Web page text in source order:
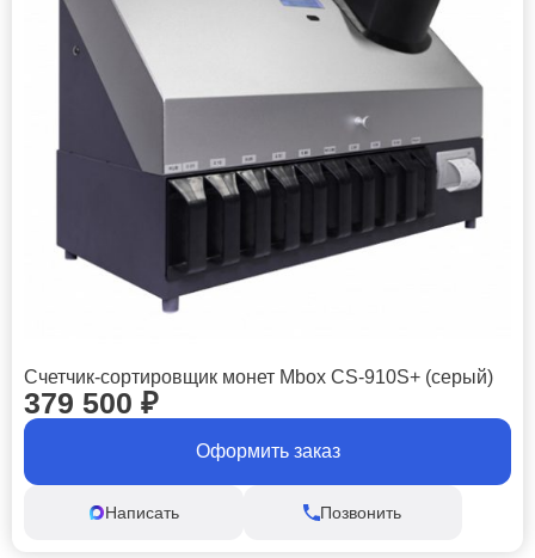
Счетчик-сортировщик монет Mbox CS-910S+ (серый)
379 500 ₽
Оформить заказ
Написать Позвонить